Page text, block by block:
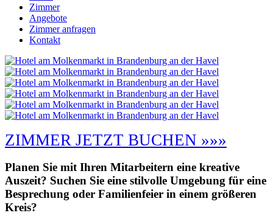
Zimmer
Angebote
Zimmer anfragen
Kontakt
ZIMMER JETZT BUCHEN »»»
Planen Sie mit Ihren Mitarbeitern eine kreative
Auszeit? Suchen Sie eine stilvolle Umgebung für eine
Besprechung oder Familienfeier in einem größeren
Kreis?